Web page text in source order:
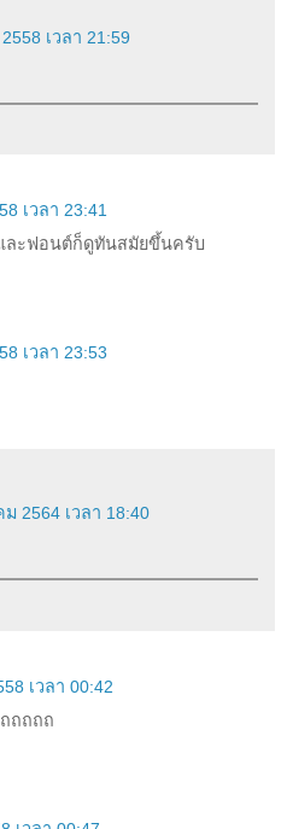
เวลา 21:59
เวลา 23:41
ละฟอนต์ก็ดูทันสมัยขึ้นครับ
เวลา 23:53
2564 เวลา 18:40
เวลา 00:42
ถถถถ